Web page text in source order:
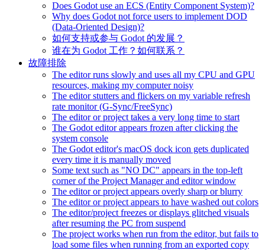
Does Godot use an ECS (Entity Component System)?
Why does Godot not force users to implement DOD
(Data-Oriented Design)?
如何支持或参与 Godot 的发展？
谁在为 Godot 工作？如何联系？
故障排除
The editor runs slowly and uses all my CPU and GPU
resources, making my computer noisy
The editor stutters and flickers on my variable refresh
rate monitor (G-Sync/FreeSync)
The editor or project takes a very long time to start
The Godot editor appears frozen after clicking the
system console
The Godot editor's macOS dock icon gets duplicated
every time it is manually moved
Some text such as "NO DC" appears in the top-left
corner of the Project Manager and editor window
The editor or project appears overly sharp or blurry
The editor or project appears to have washed out colors
The editor/project freezes or displays glitched visuals
after resuming the PC from suspend
The project works when run from the editor, but fails to
load some files when running from an exported copy